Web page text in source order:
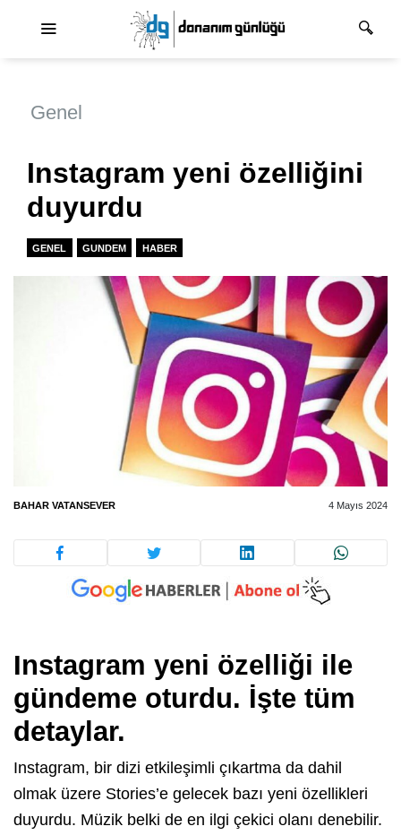
Genel
Instagram yeni özelliğini
duyurdu
GENEL GUNDEM HABER
BAHAR VATANSEVER 4 Mayıs 2024
Instagram yeni özelliği ile
gündeme oturdu. İşte tüm
detaylar.
Instagram, bir dizi etkileşimli çıkartma da dahil
olmak üzere Stories’e gelecek bazı yeni özellikleri
duyurdu. Müzik belki de en ilgi çekici olanı denebilir.